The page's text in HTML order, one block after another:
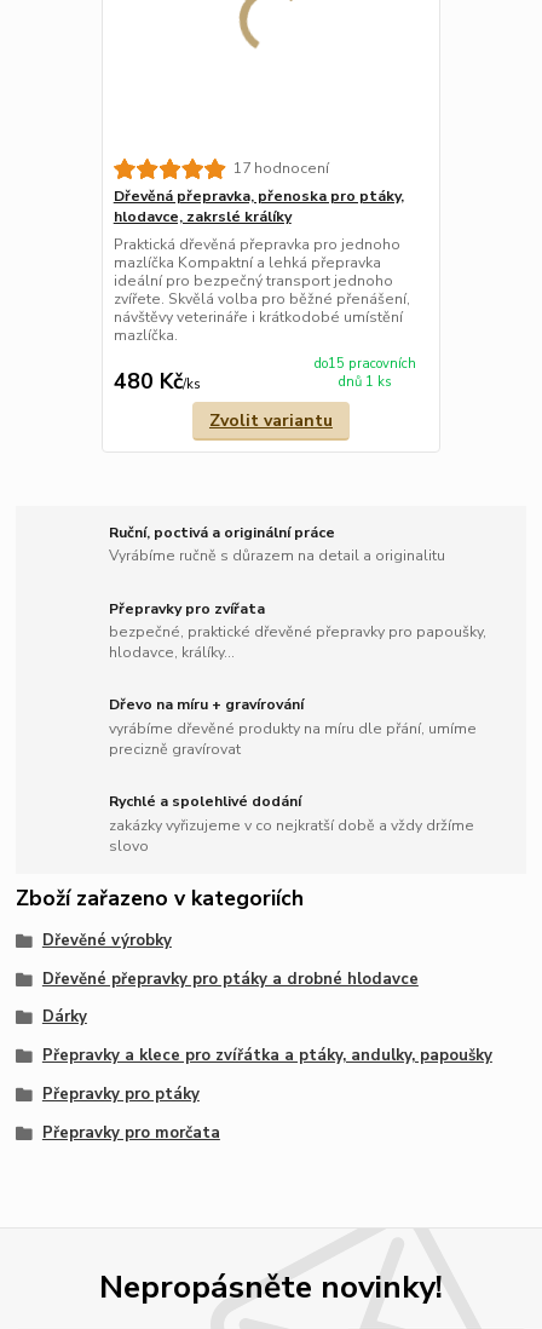
17 hodnocení
Dřevěná přepravka, přenoska pro ptáky,
hlodavce, zakrslé králíky
Praktická dřevěná přepravka pro jednoho
mazlíčka Kompaktní a lehká přepravka
ideální pro bezpečný transport jednoho
zvířete. Skvělá volba pro běžné přenášení,
návštěvy veterináře i krátkodobé umístění
mazlíčka.
480 Kč/ks
do15 pracovních
dnů 1 ks
Zvolit variantu
Ruční, poctivá a originální práce
Vyrábíme ručně s důrazem na detail a originalitu
Přepravky pro zvířata
bezpečné, praktické dřevěné přepravky pro papoušky,
hlodavce, králíky...
Dřevo na míru + gravírování
vyrábíme dřevěné produkty na míru dle přání, umíme
precizně gravírovat
Rychlé a spolehlivé dodání
zakázky vyřizujeme v co nejkratší době a vždy držíme
slovo
Zboží zařazeno v kategoriích
Dřevěné výrobky
Dřevěné přepravky pro ptáky a drobné hlodavce
Dárky
Přepravky a klece pro zvířátka a ptáky, andulky, papoušky
Přepravky pro ptáky
Přepravky pro morčata
Nepropásněte novinky!